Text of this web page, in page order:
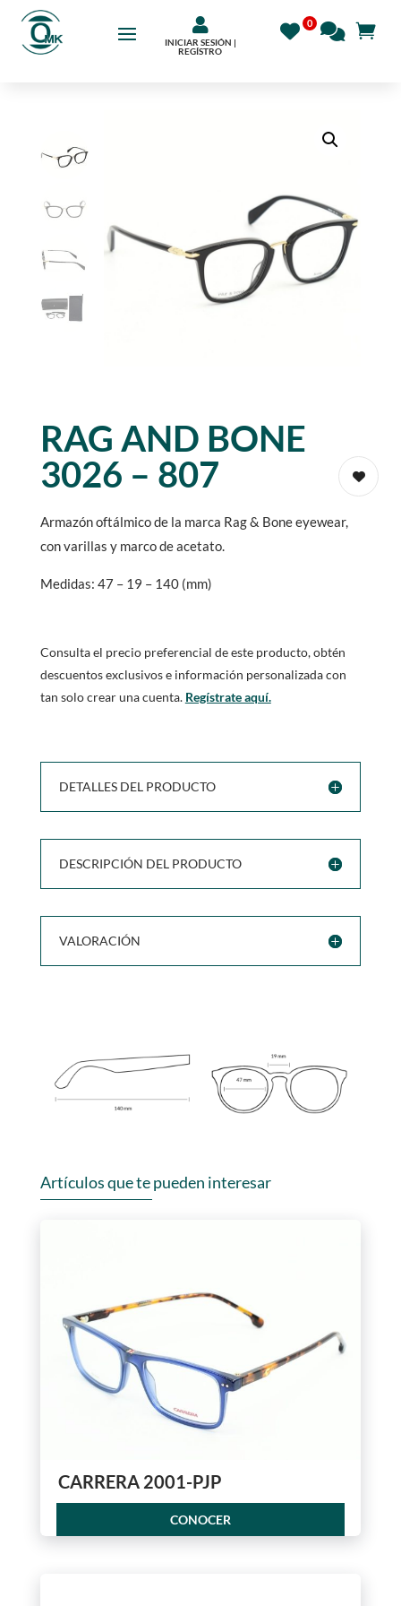

INICIAR SESIÓN |
REGÍSTRO
RAG AND BONE
3026 – 807
Armazón oftálmico de la marca Rag & Bone eyewear,
con varillas y marco de acetato.
Medidas: 47 – 19 – 140 (mm)
Consulta el precio preferencial de este producto, obtén
descuentos exclusivos e información personalizada con
tan solo crear una cuenta. Regístrate aquí.
DETALLES DEL PRODUCTO
DESCRIPCIÓN DEL PRODUCTO
VALORACIÓN
Artículos que te pueden interesar
CARRERA 2001-PJP
CONOCER